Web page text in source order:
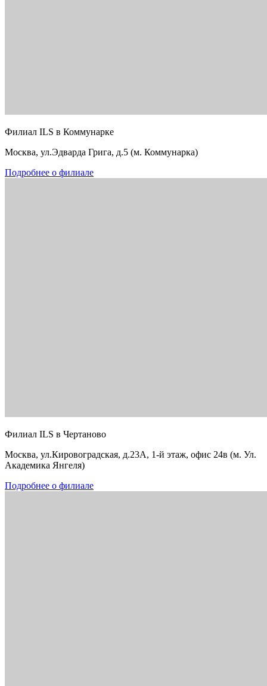
Филиал ILS в Коммунарке
Москва, ул.Эдварда Грига, д.5 (м. Коммунарка)
Подробнее о филиале
Филиал ILS в Чертаново
Москва, ул.Кировоградская, д.23А, 1-й этаж, офис 24в (м. Ул.
Академика Янгеля)
Подробнее о филиале